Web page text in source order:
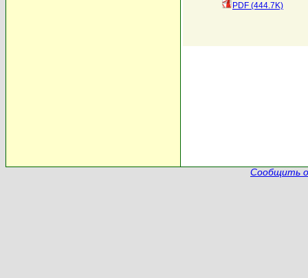
PDF (444.7K)
Сообщить о